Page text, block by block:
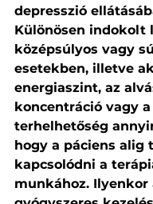
depresszió
Különösen indokolt
középsúlyos vagy
esetekben, illetve
energiaszint, az
koncentráció vagy
terhelhetőség
hogy a páciens alig
kapcsolódni a
munkához. Ilyenkor